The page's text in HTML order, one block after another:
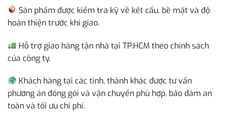
Sản phẩm được kiểm tra kỹ về kết cấu, bề mặt và độ
hoàn thiện trước khi giao.
Hỗ trợ giao hàng tận nhà tại TP.HCM theo chính sách
của công ty.
Khách hàng tại các tỉnh, thành khác được tư vấn
phương án đóng gói và vận chuyển phù hợp, bảo đảm an
toàn và tối ưu chi phí.